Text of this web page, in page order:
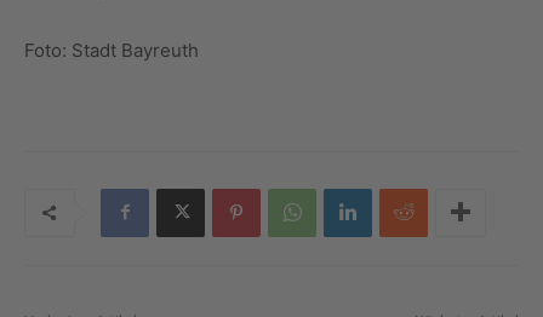
Foto: Stadt Bayreuth